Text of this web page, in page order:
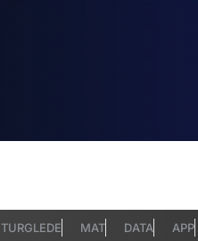
TURGLEDE MAT DATA APP